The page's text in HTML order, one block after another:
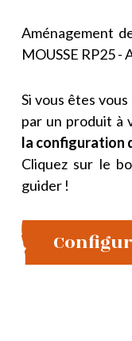
Aménagement
MOUSSE RP25 -
Si vous êtes
par un produit à
la configuration
Cliquez sur le
guider !